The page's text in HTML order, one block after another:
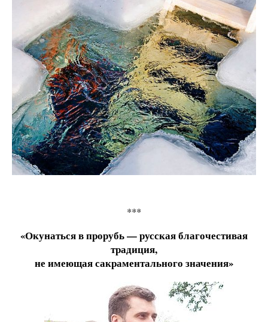
***
«Окунаться в прорубь — русская благочестивая
традиция,
не имеющая сакраментального значения»